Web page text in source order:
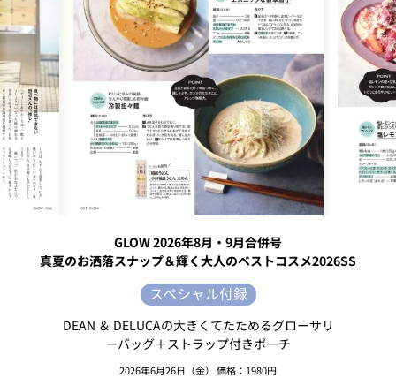
GLOW 2026年8月・9月合併号
真夏のお洒落スナップ＆輝く大人のベストコスメ2026SS
スペシャル付録
DEAN ＆ DELUCAの大きくてたためるグローサリ
ーバッグ＋ストラップ付きポーチ
2026年6月26日（金） 価格：1980円